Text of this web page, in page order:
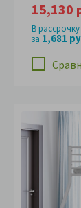
15,130
В
за 1,681